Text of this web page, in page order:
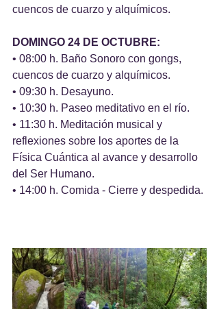
cuencos de cuarzo y alquímicos.
DOMINGO 24 DE OCTUBRE:
• 08:00 h. Baño Sonoro con gongs,
cuencos de cuarzo y alquímicos.
• 09:30 h. Desayuno.
• 10:30 h. Paseo meditativo en el río.
• 11:30 h. Meditación musical y
reflexiones sobre los aportes de la
Física Cuántica al avance y desarrollo
del Ser Humano.
• 14:00 h. Comida - Cierre y despedida.